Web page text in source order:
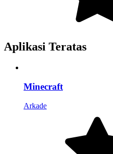
Aplikasi Teratas
Minecraft
Arkade